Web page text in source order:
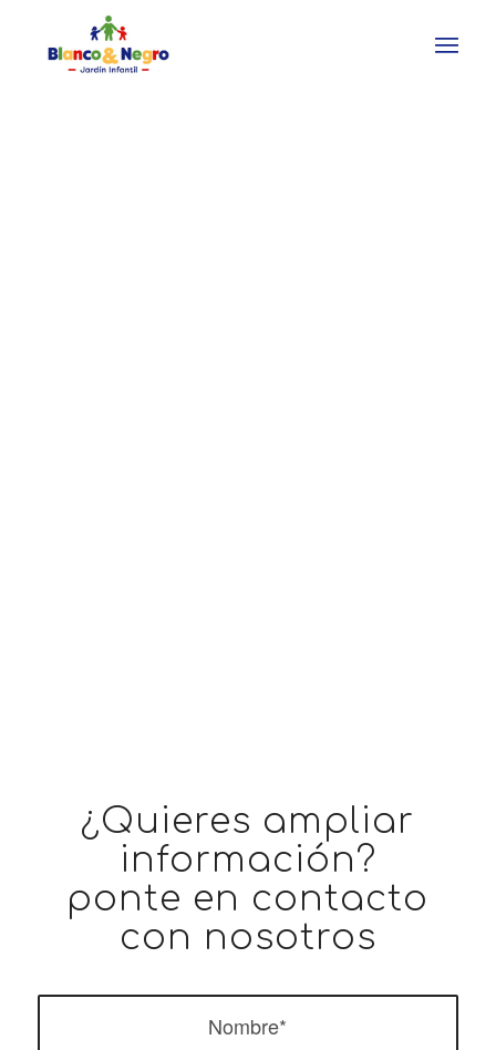
¿Quieres ampliar
información?
ponte en contacto
con nosotros